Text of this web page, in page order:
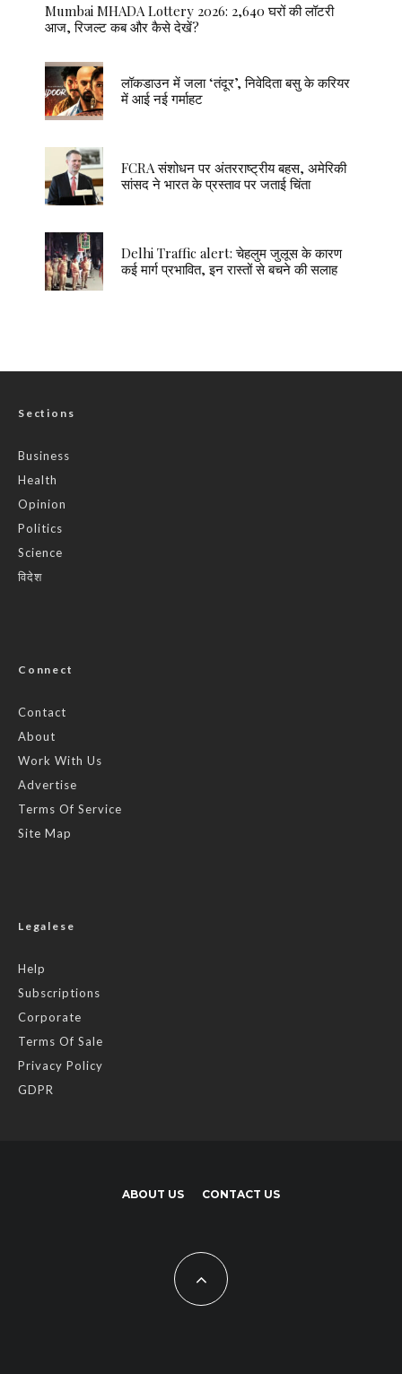
Mumbai MHADA Lottery 2026: 2,640 घरों की लॉटरी
आज, रिजल्ट कब और कैसे देखें?
लॉकडाउन में जला ‘तंदूर’, निवेदिता बसु के करियर
में आई नई गर्माहट
FCRA संशोधन पर अंतरराष्ट्रीय बहस, अमेरिकी
सांसद ने भारत के प्रस्ताव पर जताई चिंता
Delhi Traffic alert: चेहलुम जुलूस के कारण
कई मार्ग प्रभावित, इन रास्तों से बचने की सलाह
Sections
Business
Health
Opinion
Politics
Science
विदेश
Connect
Contact
About
Work With Us
Advertise
Terms Of Service
Site Map
Legalese
Help
Subscriptions
Corporate
Terms Of Sale
Privacy Policy
GDPR
ABOUT US CONTACT US